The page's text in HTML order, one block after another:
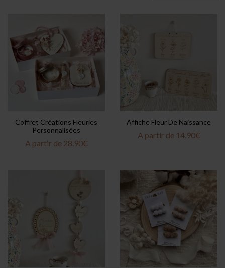
Coffret Créations Fleuries
Personnalisées
A partir de 28.90€
Affiche Fleur De Naissance
A partir de 14.90€